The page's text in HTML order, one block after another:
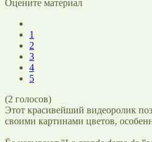
Оцените материал
1
2
3
4
5
(2 голосов)
Этот красивейший видеоролик
своими картинами цветов,